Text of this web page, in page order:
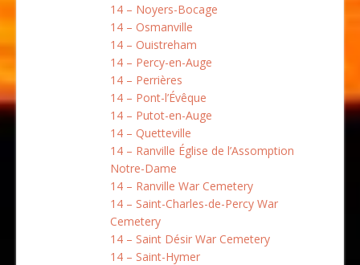
14 – Noyers-Bocage
14 – Osmanville
14 – Ouistreham
14 – Percy-en-Auge
14 – Perrières
14 – Pont-l’Évêque
14 – Putot-en-Auge
14 – Quetteville
14 – Ranville Église de l’Assomption
Notre-Dame
14 – Ranville War Cemetery
14 – Saint-Charles-de-Percy War
Cemetery
14 – Saint Désir War Cemetery
14 – Saint-Hymer